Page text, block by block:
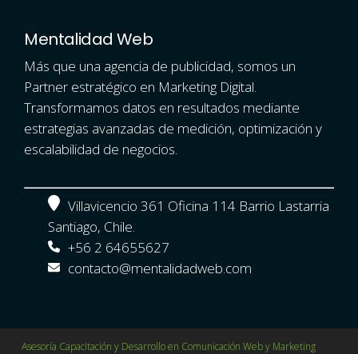
Mentalidad Web
Más que una agencia de publicidad, somos un
Partner estratégico en Marketing Digital.
Transformamos datos en resultados mediante
estrategias avanzadas de medición, optimización y
escalabilidad de negocios.
Villavicencio 361 Oficina 114 Barrio Lastarria
Santiago, Chile.
+56 2 64655627
contacto@mentalidadweb.com
Asesoría Capacitación y Desarrollo en Comunicación Web y Marketing